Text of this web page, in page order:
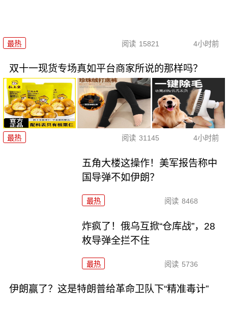
最热 阅读 15821 4小时前
双十一现货专场真如平台商家所说的那样吗？
最热 阅读 31145 4小时前
五角大楼这操作！美军报告称中
国导弹不如伊朗？
最热 阅读 8468
炸疯了！俄乌互掀“仓库战”，28
枚导弹全拦不住
最热 阅读 5736
伊朗赢了？这是特朗普给革命卫队下“精准毒计”